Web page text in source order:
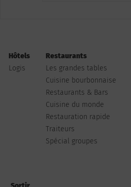
Hôtels
Logis
Restaurants
Les grandes tables
Cuisine bourbonnaise
Restaurants & Bars
Cuisine du monde
Restauration rapide
Traiteurs
Spécial groupes